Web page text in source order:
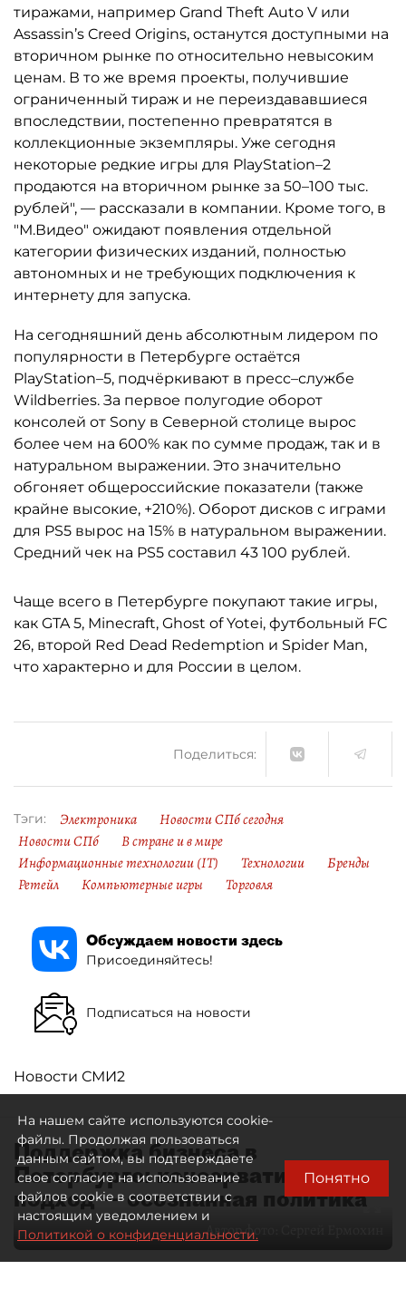
тиражами, например Grand Theft Auto V или
Assassin’s Creed Origins, останутся доступными на
вторичном рынке по относительно невысоким
ценам. В то же время проекты, получившие
ограниченный тираж и не переиздававшиеся
впоследствии, постепенно превратятся в
коллекционные экземпляры. Уже сегодня
некоторые редкие игры для PlayStation–2
продаются на вторичном рынке за 50–100 тыс.
рублей", — рассказали в компании. Кроме того, в
"М.Видео" ожидают появления отдельной
категории физических изданий, полностью
автономных и не требующих подключения к
интернету для запуска.
На сегодняшний день абсолютным лидером по
популярности в Петербурге остаётся
PlayStation–5, подчёркивают в пресс–службе
Wildberries. За первое полугодие оборот
консолей от Sony в Северной столице вырос
более чем на 600% как по сумме продаж, так и в
натуральном выражении. Это значительно
обгоняет общероссийские показатели (также
крайне высокие, +210%). Оборот дисков с играми
для PS5 вырос на 15% в натуральном выражении.
Средний чек на PS5 составил 43 100 рублей.
Чаще всего в Петербурге покупают такие игры,
как GTA 5, Minecraft, Ghost of Yotei, футбольный FC
26, второй Red Dead Redemption и Spider Man,
что характерно и для России в целом.
Поделиться:
Тэги: Электроника
Новости СПб сегодня
Новости СПб
В стране и в мире
Информационные технологии (IT)
Технологии
Бренды
Ретейл
Компьютерные игры Торговля
Обсуждаем новости здесь
Присоединяйтесь!
Подписаться на новости
Новости СМИ2
Поддержка бизнеса в
Петербурге: консервативный
подход — осознанная политика
Автор фото:
На нашем сайте используются cookie-
файлы. Продолжая пользоваться
данным сайтом, вы подтверждаете
свое согласие на использование
файлов cookie в соответствии с
настоящим уведомлением и
Политикой о конфиденциальности.
Понятно